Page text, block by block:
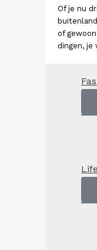
Of je nu
of
dingen, je